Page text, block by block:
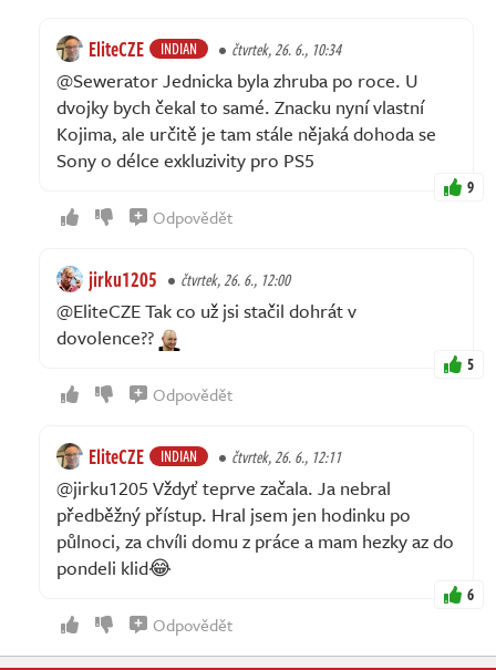
EliteCZE INDIAN čtvrtek, 26. 6., 10:34
@Sewerator Jednicka byla zhruba po roce. U
dvojky bych čekal to samé. Znacku nyní vlastní
Kojima, ale určitě je tam stále nějaká dohoda se
Sony o délce exkluzivity pro PS5
9
Odpovědět
jirku1205 čtvrtek, 26. 6., 12:00
@EliteCZE Tak co už jsi stačil dohrát v
dovolence??
5
Odpovědět
EliteCZE INDIAN čtvrtek, 26. 6., 12:11
@jirku1205 Vždyť teprve začala. Ja nebral
předběžný přístup. Hral jsem jen hodinku po
půlnoci, za chvíli domu z práce a mam hezky az do
pondeli klid😂
6
Odpovědět